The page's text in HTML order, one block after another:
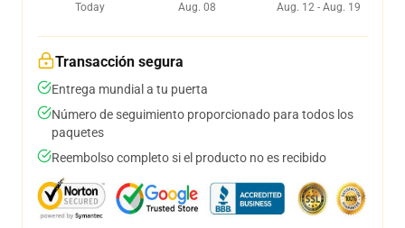
Today
Aug. 08
Aug. 12 - Aug. 19
Transacción segura
Entrega mundial a tu puerta
Número de seguimiento proporcionado para todos los
paquetes
Reembolso completo si el producto no es recibido